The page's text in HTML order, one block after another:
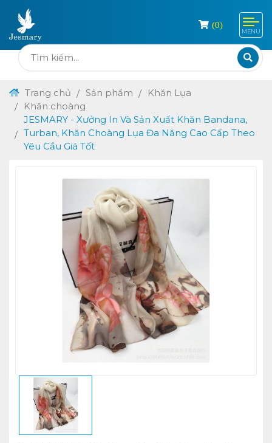
(0)
MENU
Trang chủ Sản phẩm
Khăn Lụa
Khăn choàng
JESMARY - Xưởng In Và Sản Xuất Khăn Bandana,
Turban, Khăn Choàng Lụa Đa Năng Cao Cấp Theo
Yêu Cầu Giá Tốt